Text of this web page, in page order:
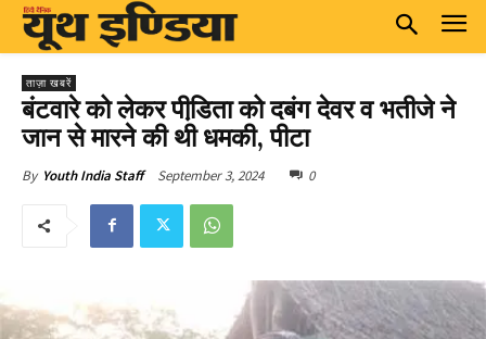
ताज़ा खबरें
बंटवारे को लेकर पीडि़ता को दबंग देवर व भतीजे ने
जान से मारने की थी धमकी, पीटा
By Youth India Staff September 3, 2024 0